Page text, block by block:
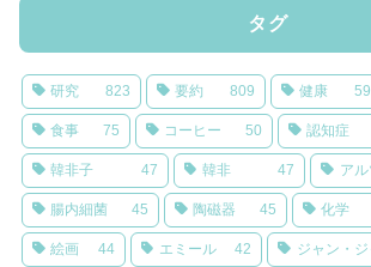
タグ
研究 823 要約 809 健康
食事 75 コーヒー 50 認知症
韓非子 47 韓非 47 ア
腸内細菌 45 陶磁器 45 化学
絵画 44 エミール 42 ジャン・